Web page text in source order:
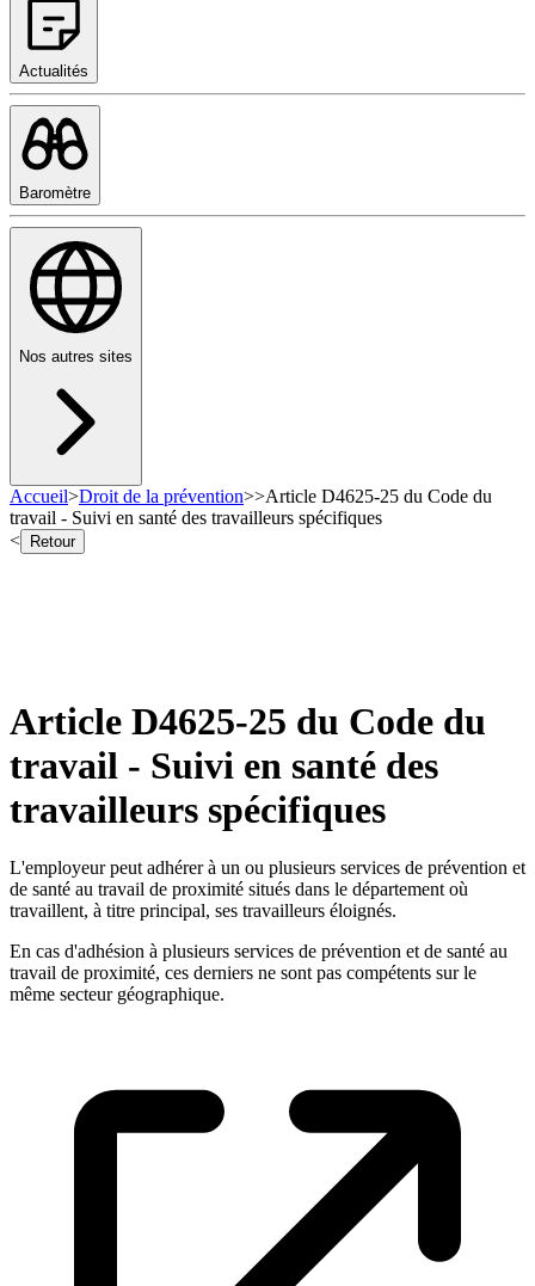
Actualités
Baromètre
Nos autres sites
Accueil>Droit de la prévention>>Article D4625-25 du Code du
travail - Suivi en santé des travailleurs spécifiques
<
Retour
Article D4625-25 du Code du
travail - Suivi en santé des
travailleurs spécifiques
L'employeur peut adhérer à un ou plusieurs services de prévention et
de santé au travail de proximité situés dans le département où
travaillent, à titre principal, ses travailleurs éloignés.
En cas d'adhésion à plusieurs services de prévention et de santé au
travail de proximité, ces derniers ne sont pas compétents sur le
même secteur géographique.